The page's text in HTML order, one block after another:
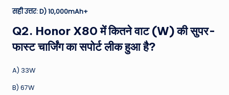
सही उत्तर: D) 10,000mAh+
Q2. Honor X80 में कितने वाट (W) की सुपर-
फास्ट चार्जिंग का सपोर्ट लीक हुआ है?
A) 33W
B) 67W